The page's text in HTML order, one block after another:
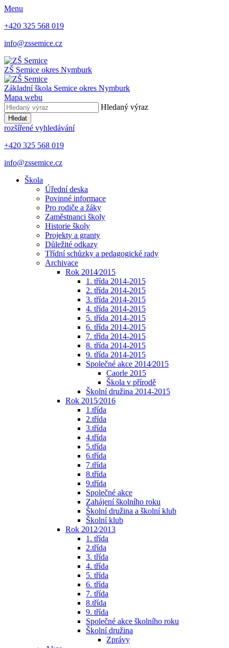
Menu
+420 325 568 019
info@zssemice.cz
ZŠ Semice okres Nymburk
Základní škola Semice okres Nymburk
Mapa webu
Hledaný výraz
Hledat
rozšířené vyhledávání
+420 325 568 019
info@zssemice.cz
Škola
Úřední deska
Povinné informace
Pro rodiče a žáky
Zaměstnanci školy
Historie školy
Projekty a granty
Důležité odkazy
Třídní schůzky a pedagogické rady
Archivace
Rok 2014⁄2015
1. třída 2014-2015
2. třída 2014-2015
3. třída 2014-2015
4. třída 2014-2015
5. třída 2014-2015
6. třída 2014-2015
7. třída 2014-2015
8. třída 2014-2015
9. třída 2014-2015
Společné akce 2014⁄2015
Caorle 2015
Škola v přírodě
Školní družina 2014-2015
Rok 2015⁄2016
1.třída
2.třída
3.třída
4.třída
5.třída
6.třída
7.třída
8.třída
9.třída
Společné akce
Zahájení školního roku
Školní družina a školní klub
Školní klub
Rok 2012⁄2013
1. třída
2.třída
3. třída
4. třída
5. třída
6. třída
7. třída
8.třída
9. třída
Společné akce školního roku
Školní družina
Zprávy